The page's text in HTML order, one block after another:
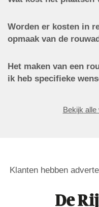
Worden er kosten in
opmaak van de
Het maken van een
ik heb specifieke
Bekijk alle
Klanten hebben